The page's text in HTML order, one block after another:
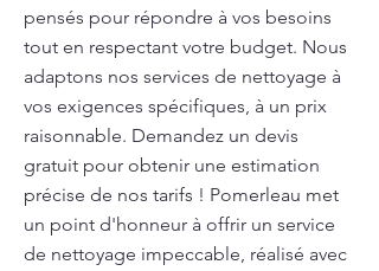
pensés pour répondre à vos besoins
tout en respectant votre budget. Nous
adaptons nos services de nettoyage à
vos exigences spécifiques, à un prix
raisonnable. Demandez un devis
gratuit pour obtenir une estimation
précise de nos tarifs ! Pomerleau met
un point d'honneur à offrir un service
de nettoyage impeccable, réalisé avec